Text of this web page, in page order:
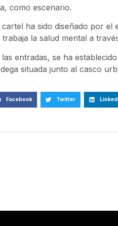
como escenario.
ha sido diseñado por el
la salud mental a
entradas, se ha
situada junto al casco
Facebook Twitter